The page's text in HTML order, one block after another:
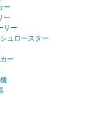
ー
パクトプレート
べ
ー
ュロースター